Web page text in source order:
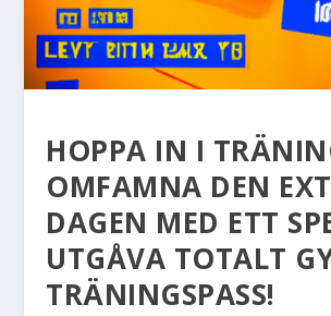
HOPPA IN I
OMFAMNA DEN
DAGEN MED ETT
UTGÅVA TOTALT
TRÄNINGSPASS!